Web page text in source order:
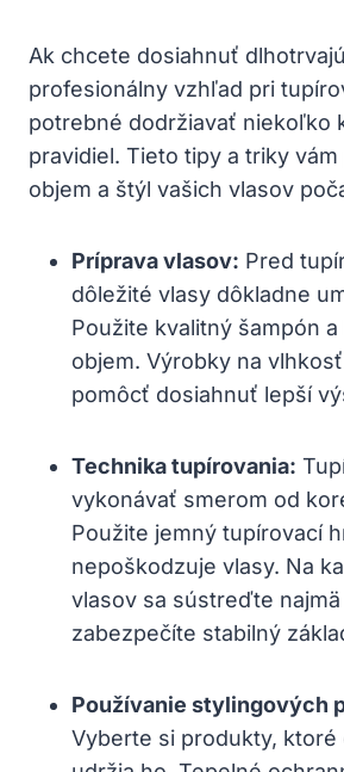
Ak chcete dosiahnuť
profesionálny vzhľad pri
potrebné dodržiavať niekoľko
pravidiel. Tieto tipy a triky
objem a štýl vašich vlasov
Príprava vlasov: Pred
dôležité vlasy dôkladne
Použite kvalitný šampón
objem. Výrobky na
pomôcť dosiahnuť lepší
Technika tupírovania:
vykonávať smerom od
Použite jemný tupírovací
nepoškodzuje vlasy. Na
vlasov sa sústreďte
zabezpečíte stabilný
Používanie stylingových
Vyberte si produkty, ktoré